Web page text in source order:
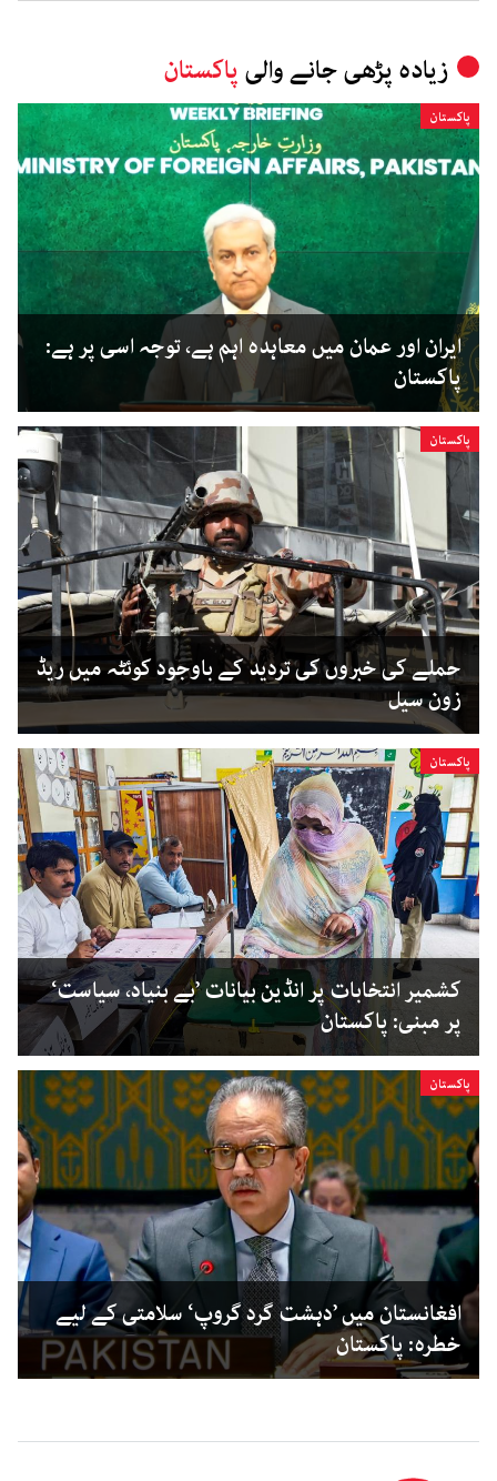
زیادہ پڑھی جانے والی پاکستان
پاکستان
ایران اور عمان میں معاہدہ اہم ہے، توجہ اسی پر ہے:
پاکستان
پاکستان
حملے کی خبروں کی تردید کے باوجود کوئٹہ میں ریڈ
زون سیل
پاکستان
کشمیر انتخابات پر انڈین بیانات ’بے بنیاد، سیاست‘
پر مبنی: پاکستان
پاکستان
افغانستان میں ’دہشت گرد گروپ‘ سلامتی کے لیے
خطرہ: پاکستان